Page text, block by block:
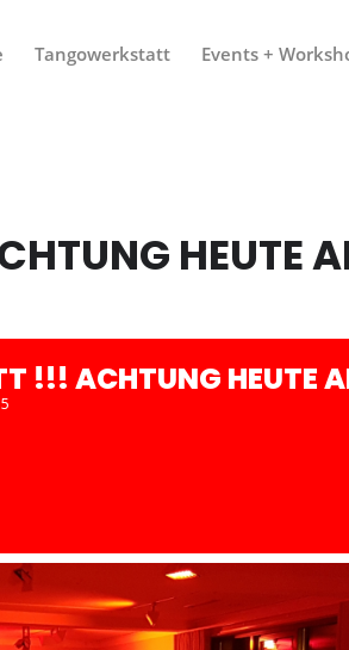
Tangowerkstatt Events +
HEUTE
!!! ACHTUNG HEUTE